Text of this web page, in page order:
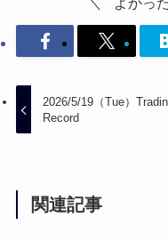
2026/5/19（Tue）
Record
関連記事